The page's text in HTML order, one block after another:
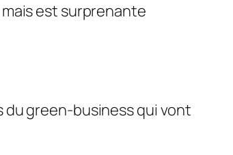
est surprenante
green-business qui vont